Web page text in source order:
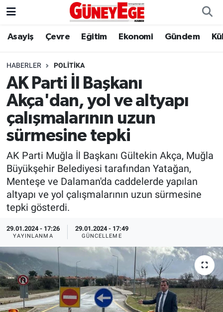
Asayiş Çevre Eğitim Ekonomi Gündem
HABERLER POLITIKA
AK Parti İl Başkanı
Akça'dan, yol ve altyapı
çalışmalarının uzun
sürmesine tepki
AK Parti Muğla İl Başkanı Gültekin Akça, Muğla
Büyükşehir Belediyesi tarafından Yatağan,
Menteşe ve Dalaman'da caddelerde yapılan
altyapı ve yol çalışmalarının uzun sürmesine
tepki gösterdi.
29.01.2024 - 17:26
YAYINLANMA
29.01.2024 - 17:49
GÜNCELLEME
Asayiş
Çevre
Eğitim
Ekonomi
Gündem
Kültür Sanat
Magazin
Politika
Spor
Yaşam
İstanbul Hava Durumu
İstanbul Trafik Yoğunluk Haritası
Süper Lig Puan Durumu ve Fikstür
Tüm Manşetler
Son Dakika Haberleri
Haber Arşivi